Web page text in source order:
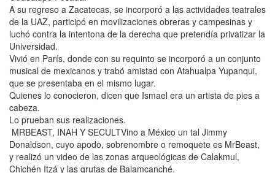
A su regreso a Zacatecas, se incorporó a las actividades teatrales
de la UAZ, participó en movilizaciones obreras y campesinas y
luchó contra la intentona de la derecha que pretendía privatizar la
Universidad.
Vivió en París, donde con su requinto se incorporó a un conjunto
musical de mexicanos y trabó amistad con Atahualpa Yupanqui,
que se presentaba en el mismo lugar.
Quienes lo conocieron, dicen que Ismael era un artista de pies a
cabeza.
Lo prueban sus realizaciones.
MRBEAST, INAH Y SECULTVino a México un tal Jimmy
Donaldson, cuyo apodo, sobrenombre o remoquete es MrBeast,
y realizó un video de las zonas arqueológicas de Calakmul,
Chichén Itzá y las grutas de Balamcanché.